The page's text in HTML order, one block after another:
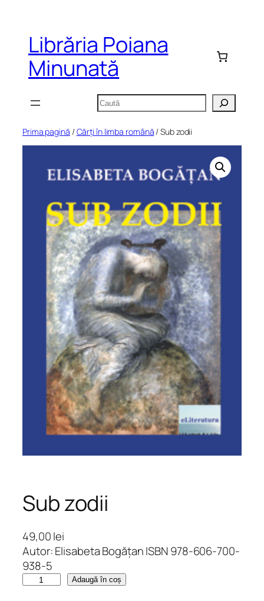
conținutLibrăria Poiana
Minunată
Caută
Prima pagină /Cărți în limba română / Sub zodii
Sub zodii
49,00lei
Autor: Elisabeta Bogățan ISBN 978-606-700-
938-5
Adaugă în coș